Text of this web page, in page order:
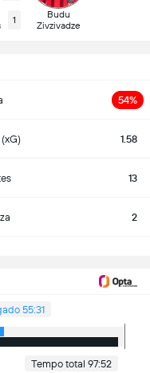
1
Budu
Zivzivadze
54%
1.58
13
2
55:31
Tempo total 97:52